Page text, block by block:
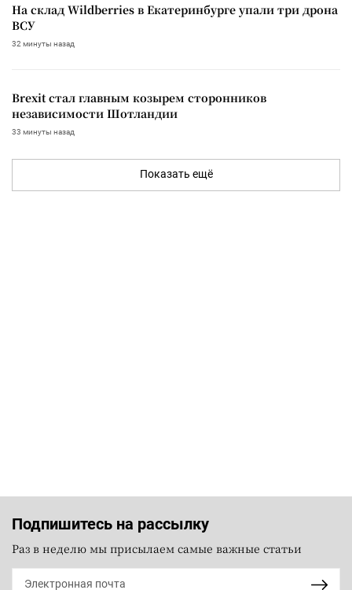
На склад Wildberries в Екатеринбурге упали три дрона
ВСУ
32 минуты назад
Brexit стал главным козырем сторонников
независимости Шотландии
33 минуты назад
Показать ещё
Подпишитесь на рассылку
Раз в неделю мы присылаем самые важные статьи